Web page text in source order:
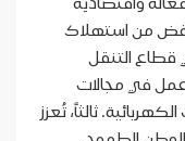
من استهلاك
قطاع التنقل
في مجالات
ثالثاً، تُعزز